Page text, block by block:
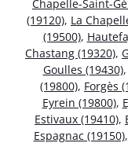
Chapelle-Saint-
(19120), La
(19500),
Chastang (19320),
Goulles (19430),
(19800), Forgès
Eyrein (19800),
Estivaux (19410),
Espagnac (19150),